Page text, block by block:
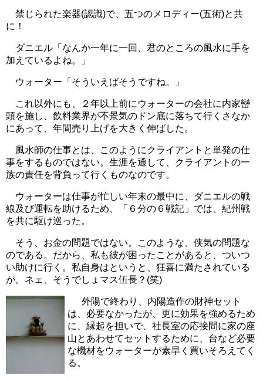
禁じられた楽器(認識)で、五つのメロディー(五術)と共
に！
ダニエル「なんか一年に一回、君のところの風水に手を
加えているよね。」
ウォーター「そういえばそうですね。」
これ以外にも、２年以上前にウォーターの会社に内家巒
頭を施し、飲料業界が不景気のドン底に落ちて行くさなか
にあって、年間売り上げを大きく伸ばした。
風水師の仕事とは、このようにクライアントと単発の仕
事をするものではない。生涯を通して、クライアントの一
族の責任を背負って行くものなのです。
ウォーターは仕事が忙しい年末の最中に、ダニエルの戦
線及び運転を助けるため、「６分の６戦記」では、紀州戦
を共に駆け巡った。
そう、お金の問題ではない。このような、侠気の問題な
のである。だから、私も彼が困ったことがあると、ついつ
い助けに行く。私自身はというと、狂喜に満たされている
が。ネェ、そうでしょマス伍長？(笑)
外陽で終わり、内陽造作の財神セット
は、必要なかったが、更に効果を強めるため
に、縁起を担いで、社長室の応接間に家の座
山とあわせてセットするために、台など必要
な機材をウォーターが素早く買いそろえてく
る。